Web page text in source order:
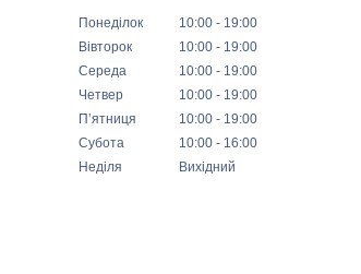
Понеділок 10:00
19:00
Вівторок
10:00
19:00
Середа
10:00
19:00
Четвер
10:00
19:00
Пʼятниця
10:00
19:00
Субота
10:00
16:00
Неділя
Вихідний